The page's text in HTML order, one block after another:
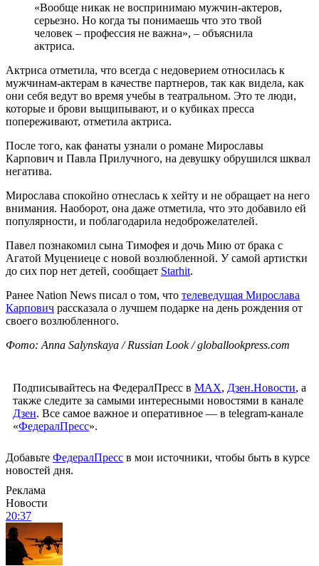
«Вообще никак не воспринимаю мужчин-актеров,
серьезно. Но когда ты понимаешь что это твой
человек – профессия не важна», – объяснила
актриса.
Актриса отметила, что всегда с недоверием относилась к
мужчинам-актерам в качестве партнеров, так как видела, как
они себя ведут во время учебы в театральном. Это те люди,
которые и брови выщипывают, и о кубиках пресса
попереживают, отметила актриса.
После того, как фанаты узнали о романе Мирославы
Карпович и Павла Прилучного, на девушку обрушился шквал
негатива.
Мирослава спокойно отнеслась к хейту и не обращает на него
внимания. Наоборот, она даже отметила, что это добавило ей
популярности, и поблагодарила недоброжелателей.
Павел познакомил сына Тимофея и дочь Мию от брака с
Агатой Муцениеце с новой возлюбленной. У самой артистки
до сих пор нет детей, сообщает Starhit.
Ранее Nation News писал о том, что телеведущая Мирослава
Карпович рассказала о лучшем подарке на день рождения от
своего возлюбленного.
Фото: Anna Salynskaya / Russian Look / globallookpress.com
Подписывайтесь на ФедералПресс в МАХ, Дзен.Новости, а
также следите за самыми интересными новостями в канале
Дзен. Все самое важное и оперативное — в telegram-канале
«ФедералПресс».
Добавьте ФедералПресс в мои источники, чтобы быть в курсе
новостей дня.
Реклама
Новости
20:37